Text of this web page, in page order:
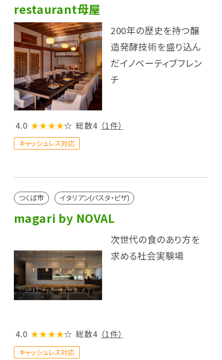
restaurant母屋
200年の歴史を持つ醸
造発酵技術を盛り込ん
だイノベーティブフレン
チ
4.0 ★★★★☆ 総数4 （1件）
キャッシュレス対応
つくば市 イタリアン(パスタ・ピザ)
magari by NOVAL
次世代の食のあり方を
求める社会実験場
4.0 ★★★★☆ 総数4 （1件）
キャッシュレス対応